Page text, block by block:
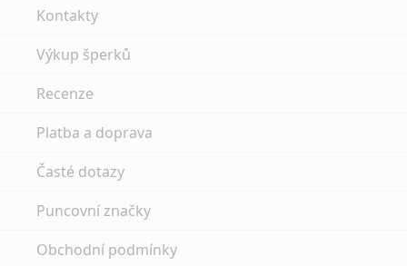
Kontakty
Výkup šperků
Recenze
Platba a doprava
Časté dotazy
Puncovní značky
Obchodní podmínky